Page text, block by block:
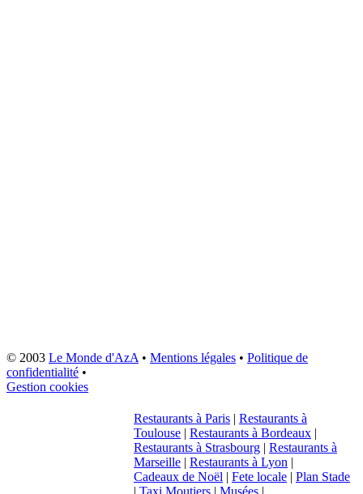
© 2003 Le Monde d'AzA• Mentions légales • Politique de
confidentialité •
Gestion cookies
Restaurants à Paris | Restaurants à
Toulouse | Restaurants à Bordeaux |
Restaurants à Strasbourg | Restaurants à
Marseille | Restaurants à Lyon |
Cadeaux de Noël | Fete locale | Plan Stade